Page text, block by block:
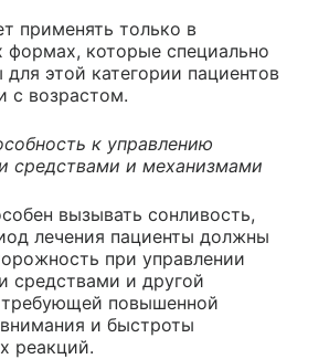
применять только в
формах, которые специально
для этой категории пациентов
с возрастом.
к управлению
средствами и механизмами
вызывать сонливость,
лечения пациенты должны
при управлении
средствами и другой
требующей повышенной
и быстроты
реакций.